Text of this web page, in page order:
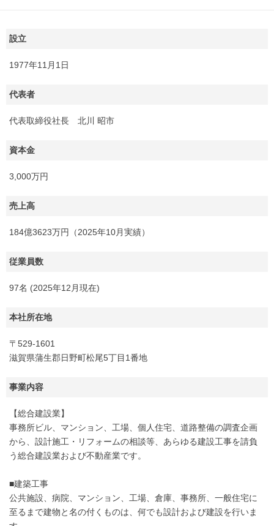
設立
1977年11月1日
代表者
代表取締役社長 北川 昭市
資本金
3,000万円
売上高
184億3623万円（2025年10月実績）
従業員数
97名 (2025年12月現在)
本社所在地
〒529-1601
滋賀県蒲生郡日野町松尾5丁目1番地
事業内容
【総合建設業】
事務所ビル、マンション、工場、個人住宅、道路整備の調査企画
から、設計施工・リフォームの相談等、あらゆる建設工事を請負
う総合建設業および不動産業です。
■建築工事
公共施設、病院、マンション、工場、倉庫、事務所、一般住宅に
至るまで建物と名の付くものは、何でも設計および建設を行いま